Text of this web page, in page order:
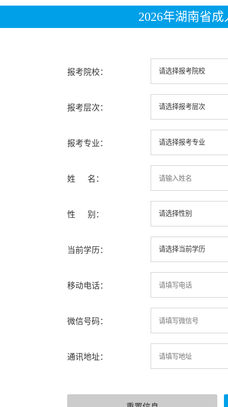
2026年湖南省
报考院校：
报考层次：
报考专业：
姓 名：
性 别：
当前学历：
移动电话：
微信号码：
通讯地址：